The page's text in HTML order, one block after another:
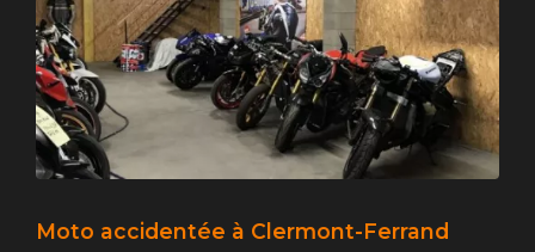
Moto accidentée à Clermont-Ferrand